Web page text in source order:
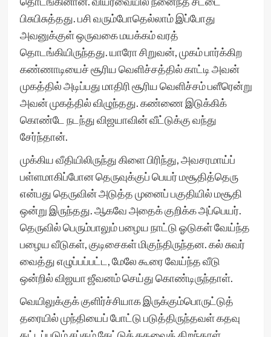
பிசுபிசுத்தது. பசி வரும்போதெல்லாம் இப்போது
அவனுக்குள் ஒருவகை மயக்கம் வரத்
தொடங்கியிருந்தது. யாரோ சிறுவன், முகம் பார்க்கிற
கண்ணாடியைச் சூரிய வெளிச்சத்தில் காட்டி அவன்
முகத்தில் அடிப்பது மாதிரி சூரிய வெளிச்சம் பளீரென்று
அவன் முகத்தில் விழுந்தது. கண்ணை இடுக்கிக்
கொண்டே நடந்து விஜயாவின் வீட்டுக்கு வந்து
சேர்ந்தான்.
முக்கிய வீதியிலிருந்து கிளை பிரிந்து, அவசரமாய்ப்
பள்ளமாகிப்போன தெருவுக்குப் பெயர் மசூதித்தெரு
என்பது தெருவின் அடுத்த முனைப் பகுதியில் மசூதி
ஒன்று இருந்தது. ஆகவே அதைக் குறிக்க அப்பெயர்.
தெருவில் பெரும்பாலும் பழைய நாட்டு ஓடுகள் வேய்ந்த
பழைய வீடுகள், குடிசைகள் மிகுந்திருந்தன. கல் சுவர்
வைத்து எழுப்பப்பட்ட, மேலே கூரை வேய்ந்த வீடு
ஒன்றில் விஜயா ஜீவனம் செய்து கொண்டிருந்தாள்.
வெயிலுக்குக் குளிர்ச்சியாக இருக்கும்பொருட்டுத்
தரையில் முந்தியைப் போட்டு படுத்திருந்தவள் கதவு